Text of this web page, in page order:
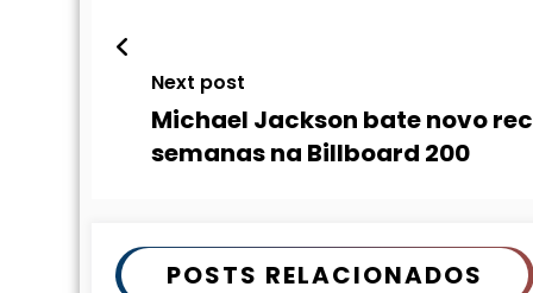
Next post
Michael Jackson bate novo
semanas na Billboard 200
POSTS RELACIONADOS